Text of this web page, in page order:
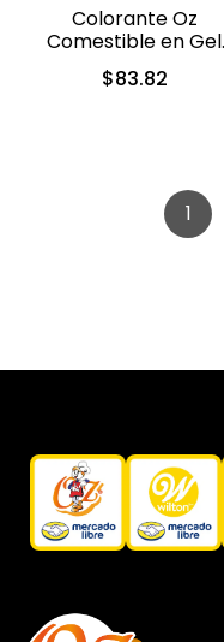
Colorante Oz
Comestible en Gel
Violeta 240ml (52126)
$83.82
1